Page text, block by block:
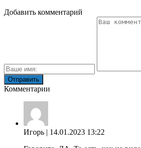
Добавить комментарий
Комментарии
Игорь | 14.01.2023 13:22